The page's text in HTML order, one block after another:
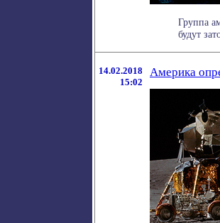
Группа
будут
14.02.2018
15:02
Америка